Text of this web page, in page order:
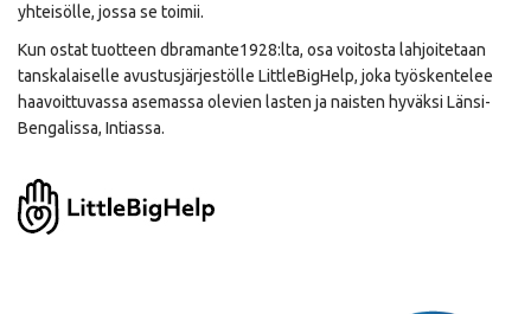
yhteisölle, jossa se toimii.
Kun ostat tuotteen dbramante1928:lta, osa voitosta lahjoitetaan
tanskalaiselle avustusjärjestölle LittleBigHelp, joka työskentelee
haavoittuvassa asemassa olevien lasten ja naisten hyväksi Länsi-
Bengalissa, Intiassa.